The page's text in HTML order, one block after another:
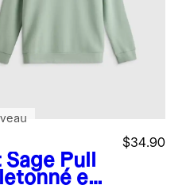
Sage Pull
en
$34.90